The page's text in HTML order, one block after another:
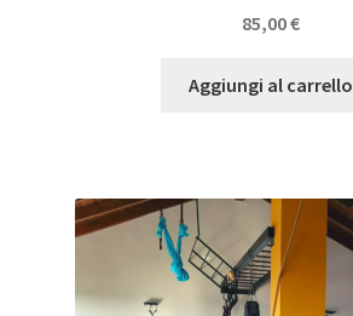
85,00€
Aggiungi al carrello